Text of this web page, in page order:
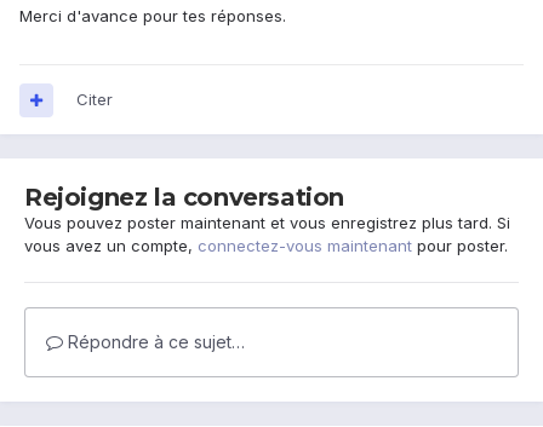
Merci d'avance pour tes réponses.
Citer
Rejoignez la conversation
Vous pouvez poster maintenant et vous enregistrez plus tard. Si
vous avez un compte, connectez-vous maintenant pour poster.
Répondre à ce sujet…